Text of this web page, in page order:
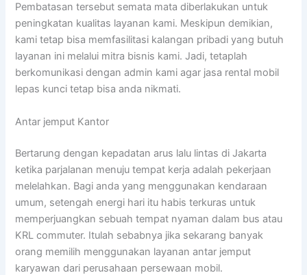
Pembatasan tersebut semata mata diberlakukan untuk
peningkatan kualitas layanan kami. Meskipun demikian,
kami tetap bisa memfasilitasi kalangan pribadi yang butuh
layanan ini melalui mitra bisnis kami. Jadi, tetaplah
berkomunikasi dengan admin kami agar jasa rental mobil
lepas kunci tetap bisa anda nikmati.
Antar jemput Kantor
Bertarung dengan kepadatan arus lalu lintas di Jakarta
ketika parjalanan menuju tempat kerja adalah pekerjaan
melelahkan. Bagi anda yang menggunakan kendaraan
umum, setengah energi hari itu habis terkuras untuk
memperjuangkan sebuah tempat nyaman dalam bus atau
KRL commuter. Itulah sebabnya jika sekarang banyak
orang memilih menggunakan layanan antar jemput
karyawan dari perusahaan persewaan mobil.